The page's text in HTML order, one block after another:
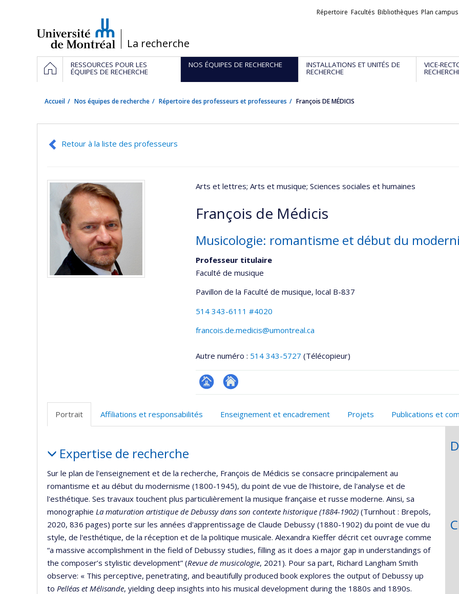
/La recherche
Liens
Répertoire Facultés Bibliothèques Plan campus
Navigation
principale
ACCUEILRESSOURCES POUR LES
ÉQUIPES DE RECHERCHE
NOS ÉQUIPES DE RECHERCHE INSTALLATIONS ET UNITÉS DE
RECHERCHE
VICE-
Accueil Nos équipes de recherche Répertoire des professeurs et professeures François DE MÉDICIS
Retour à la liste des professeurs
Arts et lettres; Arts et musique; Sciences sociales et humaines
François de Médicis
Musicologie: romantisme et début du
Professeur titulaire
Faculté de musique
Pavillon de la Faculté de musique, local B-837
514 343-6111 #4020
francois.de.medicis@umontreal.ca
Autre numéro : 514 343-5727 (Télécopieur)
Page
(faculté,département,école)
Autre
Portrait Affiliations et responsabilités Enseignement et encadrement Projets Publications et
Expertise de recherche
Sur le plan de l'enseignement et de la recherche, François de Médicis se consacre principalement au
romantisme et au début du modernisme (1800-1945), du point de vue de l'histoire, de l'analyse et de
l'esthétique. Ses travaux touchent plus particulièrement la musique française et russe moderne. Ainsi, sa
monographie La maturation artistique de Debussy dans son contexte historique (1884-1902) (Turnhout : Brepols,
2020, 836 pages) porte sur les années d'apprentissage de Claude Debussy (1880-1902) du point de vue du
style, de l'esthétique, de la réception et de la politique musicale. Alexandra Kieffer décrit cet ouvrage comme
“a massive accomplishment in the field of Debussy studies, filling as it does a major gap in understandings of
the composer’s stylistic development” (Revue de musicologie, 2021). Pour sa part, Richard Langham Smith
observe: « This perceptive, penetrating, and beautifully produced book explores the output of Debussy up
to Pelléas et Mélisande, yielding deep insights into his musical development during the 1880s and 1890s.